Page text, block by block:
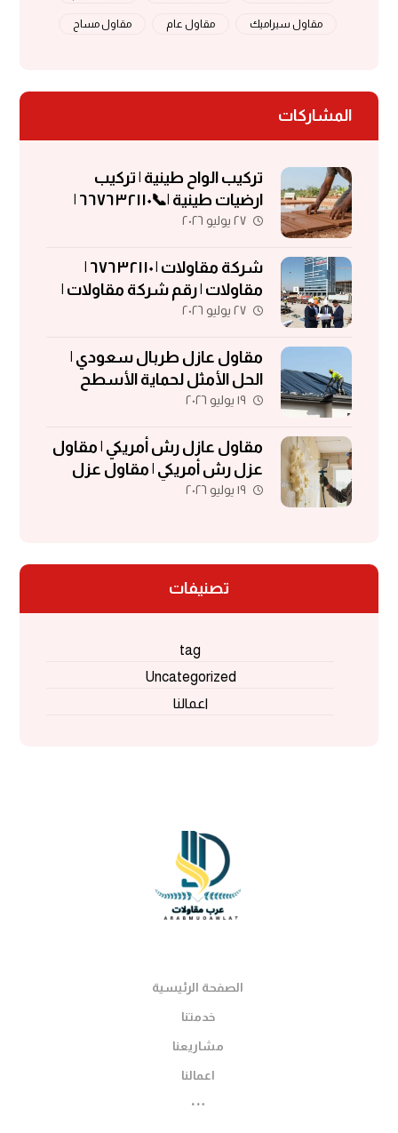
مقاول سيراميك مقاول عام مقاول مساح
المشاركات
تركيب الواح طينية | تركيب
ارضيات طينية |📞٦٦٧٦٣٢١١٠ |
الواح طينية | معلم تركيب الواح
٢٧ يوليو ٢٠٢٦
شركة مقاولات | ٦٧٦٣٢١١٠ |
مقاولات | رقم شركة مقاولات |
مقاولات الكويت
٢٧ يوليو ٢٠٢٦
مقاول عازل طربال سعودي |
الحل الأمثل لحماية الأسطح
والمباني
١٩ يوليو ٢٠٢٦
مقاول عازل رش أمريكي | مقاول
عزل رش أمريكي | مقاول عزل
فوم | مقاول فوم أمريكي
١٩ يوليو ٢٠٢٦
تصنيفات
tag
Uncategorized
اعمالنا
الصفحة الرئيسية
خدمتنا
مشاريعنا
اعمالنا